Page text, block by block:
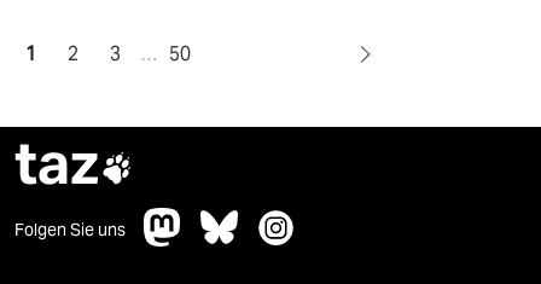
1 2 3 … 50
taz
Folgen Sie uns